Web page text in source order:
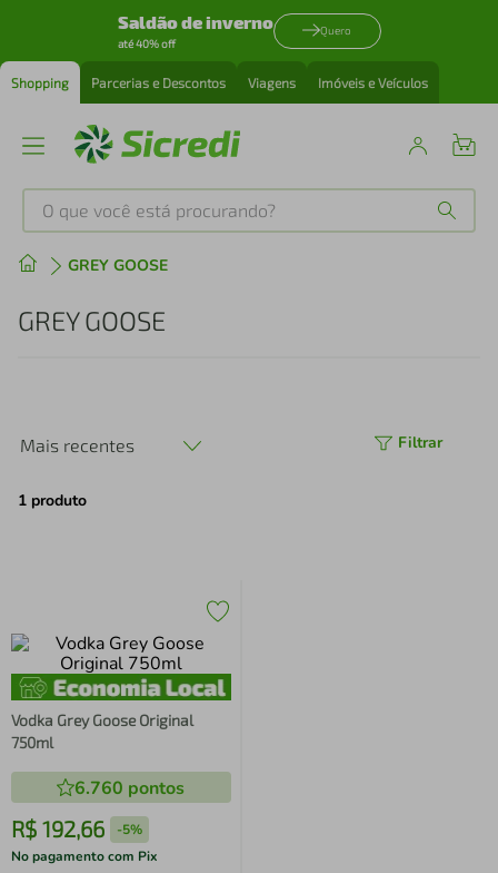
Saldão de inverno
até 40% off
Quero
Shopping Parcerias e Descontos Viagens Imóveis e Veículos
O que você está procurando?
GREY GOOSE
GREY GOOSE
Mais recentes Filtrar
1 produto
Vodka Grey Goose Original
750ml
6.760 pontos
R$ 192,66 -5%
No pagamento com Pix
Produtos mais buscados
1º tenis
perfume
4º